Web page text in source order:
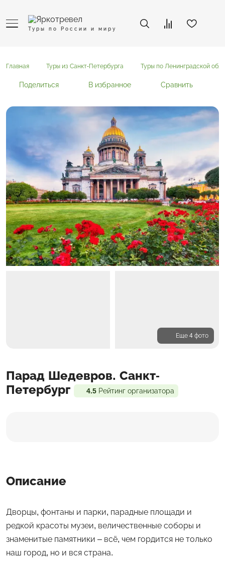
Туры по России и миру
Главная Туры из Санкт-Петербурга Туры по Ленинградской
Поделиться В избранное Сравнить
Еще 4 фото
Программа Входит в стоимость
Парад Шедевров. Санкт-
Петербург
4.5 Рейтинг организатора
Описание
Дворцы, фонтаны и парки, парадные площади и
редкой красоты музеи, величественные соборы и
знаменитые памятники – всё, чем гордится не только
наш город, но и вся страна.